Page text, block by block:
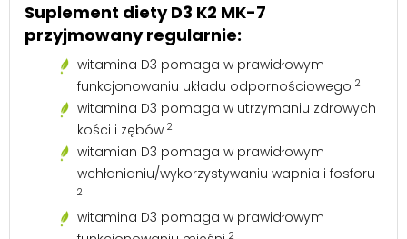
Suplement diety D3 K2 MK-7
przyjmowany regularnie:
witamina D3 pomaga w prawidłowym
funkcjonowaniu układu odpornościowego 2
witamina D3 pomaga w utrzymaniu zdrowych
kości i zębów 2
witamian D3 pomaga w prawidłowym
wchłanianiu/wykorzystywaniu wapnia i fosforu
2
witamina D3 pomaga w prawidłowym
2